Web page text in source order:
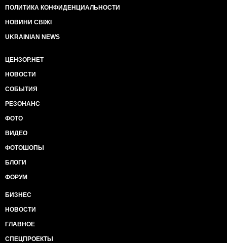
ПОЛИТИКА КОНФИДЕНЦИАЛЬНОСТИ
НОВИНИ СВІЖІ
UKRAINIAN NEWS
ЦЕНЗОР.НЕТ
НОВОСТИ
СОБЫТИЯ
РЕЗОНАНС
ФОТО
ВИДЕО
ФОТОШОПЫ
БЛОГИ
ФОРУМ
БИЗНЕС
НОВОСТИ
ГЛАВНОЕ
СПЕЦПРОЕКТЫ